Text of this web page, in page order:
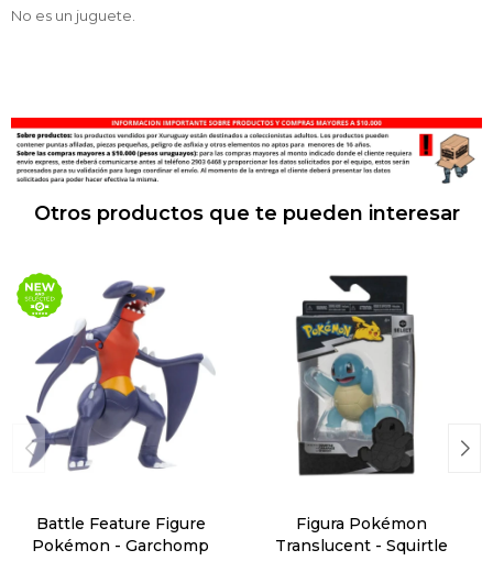
No es un juguete.
Otros productos que te pueden interesar
Battle Feature Figure
Pokémon - Garchomp
Figura Pokémon
Translucent - Squirtle